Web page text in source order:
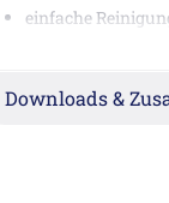
einfache
Downloads &